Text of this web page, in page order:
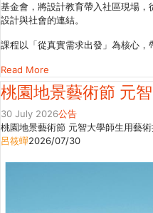
基金會，將設計教育帶入社區現場
設計與社會的連結。
課程以「從真實需求出發」為核心
Read More
桃園地景藝術節 元
30 July 2026公告
桃園地景藝術節 元智大學師生用藝
呂筱蟬2026/07/30